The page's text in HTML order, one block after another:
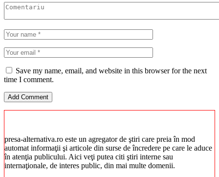
Save my name, email, and website in this browser for the next
time I comment.
presa-alternativa.ro este un agregator de ştiri care preia în mod
automat informaţii şi articole din surse de încredere pe care le aduce
în atenţia publicului. Aici veţi putea citi ştiri interne sau
internaţionale, de interes public, din mai multe domenii.